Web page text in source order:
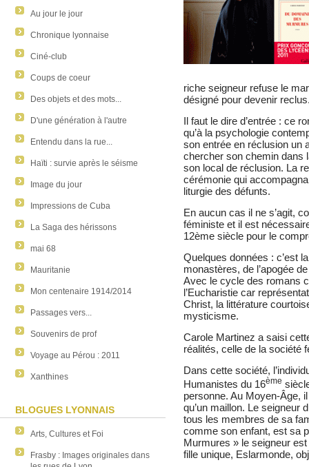
Au jour le jour
Chronique lyonnaise
Ciné-club
Coups de coeur
Des objets et des mots...
D'une génération à l'autre
Entendu dans la rue...
Haïti : survie après le séisme
Image du jour
Impressions de Cuba
La Saga des hérissons
mai 68
Mauritanie
Mon centenaire 1914/2014
Passages vers...
Souvenirs de prof
Voyage au Pérou : 2011
Xanthines
BLOGUES LYONNAIS
Arts, Cultures et Foi
Frasby : Images originales dans
riche seigneur refuse le
désigné pour devenir
Il faut le dire d’entrée : ce
qu’à la psychologie
son entrée en réclusion un
chercher son chemin dans
son local de réclusion. La
cérémonie qui
liturgie des défunts.
En aucun cas il ne s’agit,
féministe et il est
12ème siècle pour le
Quelques données : c’est
monastères, de l’apogée
Avec le cycle des romans
l’Eucharistie car
Christ, la littérature
mysticisme.
Carole Martinez a saisi
réalités, celle de la société
Dans cette société,
Humanistes du 16ème
personne. Au Moyen-Âge,
qu’un maillon. Le seigneur
tous les membres de sa
comme son enfant, est sa
Murmures » le seigneur
fille unique, Eslarmonde,